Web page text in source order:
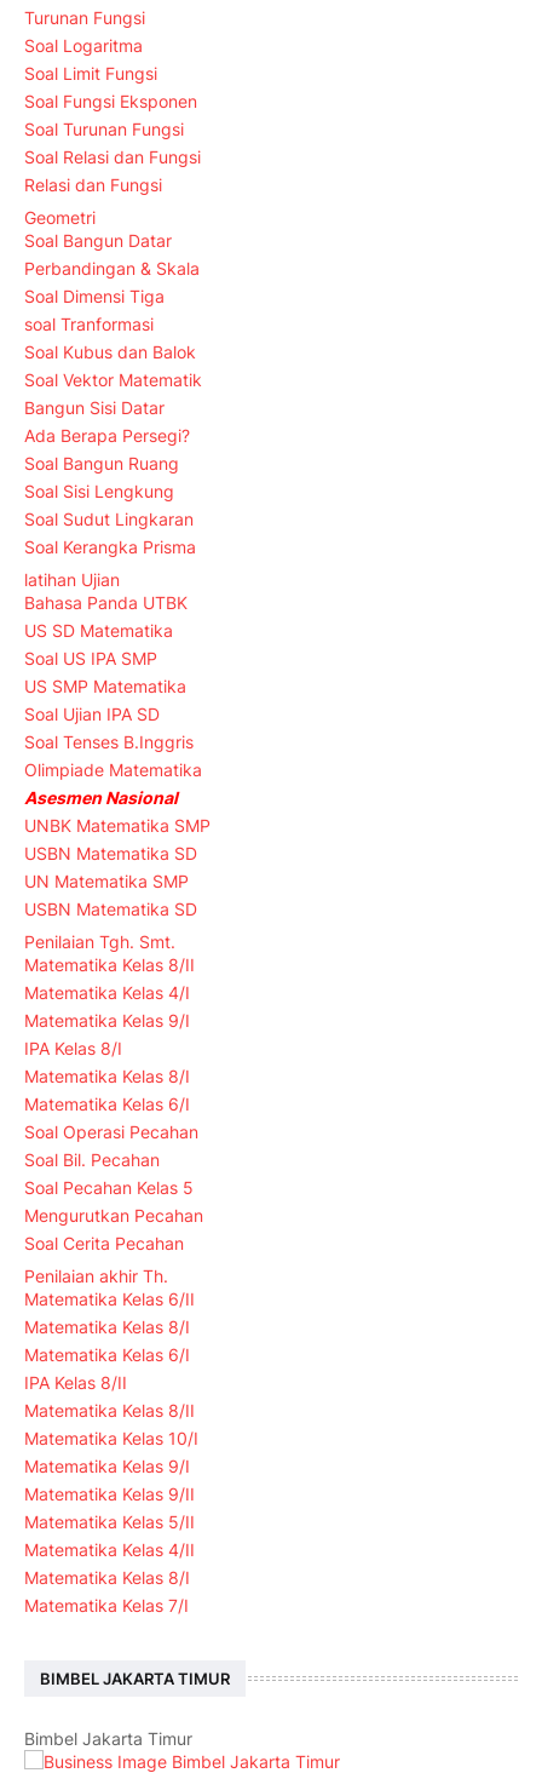
Turunan Fungsi
Soal Logaritma
Soal Limit Fungsi
Soal Fungsi Eksponen
Soal Turunan Fungsi
Soal Relasi dan Fungsi
Relasi dan Fungsi
Geometri
Soal Bangun Datar
Perbandingan & Skala
Soal Dimensi Tiga
soal Tranformasi
Soal Kubus dan Balok
Soal Vektor Matematik
Bangun Sisi Datar
Ada Berapa Persegi?
Soal Bangun Ruang
Soal Sisi Lengkung
Soal Sudut Lingkaran
Soal Kerangka Prisma
latihan Ujian
Bahasa Panda UTBK
US SD Matematika
Soal US IPA SMP
US SMP Matematika
Soal Ujian IPA SD
Soal Tenses B.Inggris
Olimpiade Matematika
Asesmen Nasional
UNBK Matematika SMP
USBN Matematika SD
UN Matematika SMP
USBN Matematika SD
Penilaian Tgh. Smt.
Matematika Kelas 8/II
Matematika Kelas 4/I
Matematika Kelas 9/I
IPA Kelas 8/I
Matematika Kelas 8/I
Matematika Kelas 6/I
Soal Operasi Pecahan
Soal Bil. Pecahan
Soal Pecahan Kelas 5
Mengurutkan Pecahan
Soal Cerita Pecahan
Penilaian akhir Th.
Matematika Kelas 6/II
Matematika Kelas 8/I
Matematika Kelas 6/I
IPA Kelas 8/II
Matematika Kelas 8/II
Matematika Kelas 10/I
Matematika Kelas 9/I
Matematika Kelas 9/II
Matematika Kelas 5/II
Matematika Kelas 4/II
Matematika Kelas 8/I
Matematika Kelas 7/I
BIMBEL JAKARTA TIMUR
Bimbel Jakarta Timur